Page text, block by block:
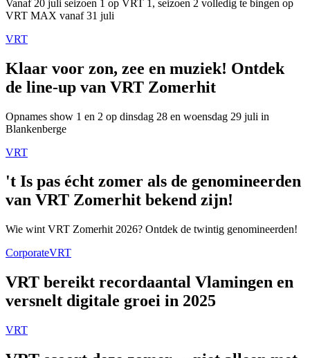
Vanaf 20 juli seizoen 1 op VRT 1, seizoen 2 volledig te bingen op
VRT MAX vanaf 31 juli
VRT
Klaar voor zon, zee en muziek! Ontdek
de line-up van VRT Zomerhit
Opnames show 1 en 2 op dinsdag 28 en woensdag 29 juli in
Blankenberge
VRT
't Is pas écht zomer als de genomineerden
van VRT Zomerhit bekend zijn!
Wie wint VRT Zomerhit 2026? Ontdek de twintig genomineerden!
CorporateVRT
VRT bereikt recordaantal Vlamingen en
versnelt digitale groei in 2025
VRT